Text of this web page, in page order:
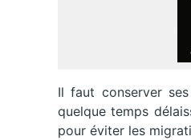
Il faut conserver
quelque temps
pour éviter les